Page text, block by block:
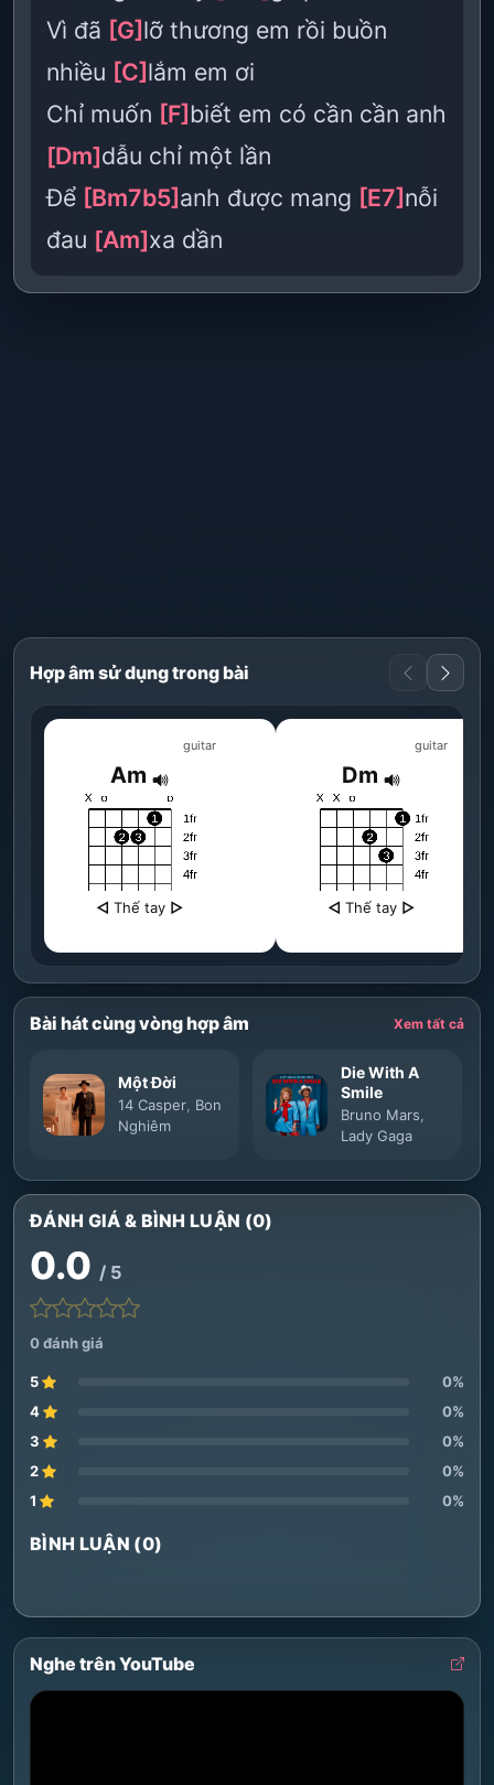
Vì đã [G]lỡ thương em rồi buồn
nhiều [C]lắm em ơi
Chỉ muốn [F]biết em có cần cần anh
[Dm]dẫu chỉ một lần
Để [Bm7b5]anh được mang [E7]nỗi
đau [Am]xa dần
Hợp âm sử dụng trong bài
guitar
Am
◁ Thế tay ▷
guitar
Dm
◁ Thế tay ▷
Bài hát cùng vòng hợp âm Xem tất cả
Một Đời
14 Casper Bon
Nghiêm
Die With A
Smile
Bruno Mars
Lady Gaga
ĐÁNH GIÁ & BÌNH LUẬN (0)
0.0 / 5
0 đánh giá
5
0%
4
0%
3
0%
2
0%
1
0%
BÌNH LUẬN (0)
Nghe trên YouTube